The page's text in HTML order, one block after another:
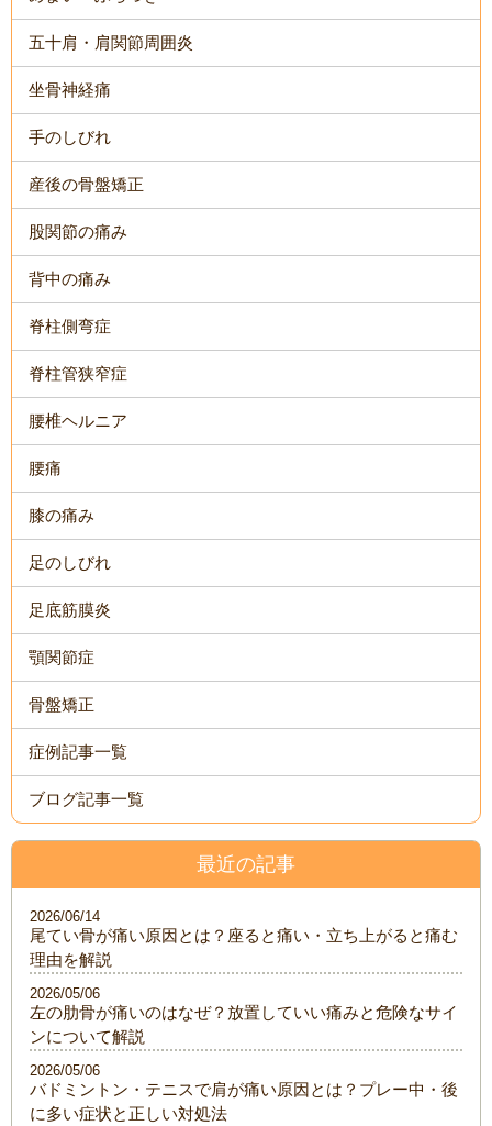
五十肩・肩関節周囲炎
坐骨神経痛
手のしびれ
産後の骨盤矯正
股関節の痛み
背中の痛み
脊柱側弯症
脊柱管狭窄症
腰椎ヘルニア
腰痛
膝の痛み
足のしびれ
足底筋膜炎
顎関節症
骨盤矯正
症例記事一覧
ブログ記事一覧
最近の記事
尾てい骨が痛い原因とは？座ると痛い・立ち上がると痛む
理由を解説
2026/06/14
左の肋骨が痛いのはなぜ？放置していい痛みと危険なサイ
ンについて解説
2026/05/06
バドミントン・テニスで肩が痛い原因とは？プレー中・後
に多い症状と正しい対処法
2026/05/06